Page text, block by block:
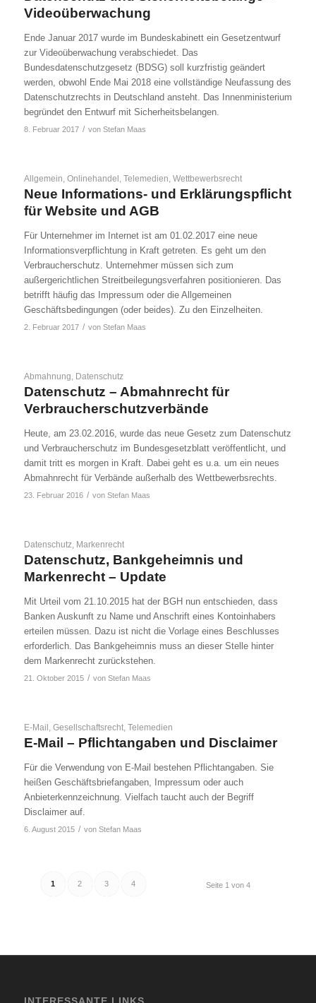
Videoüberwachung
Ende Januar 2017 wurde im Bundeskabinett ein Gesetzentwurf
zur Videoüberwachung verabschiedet. Das
Bundesdatenschutzgesetz (BDSG) soll kurzfristig geändert
werden, obwohl Ende Mai 2018 eine vollständige Neufassung des
Datenschutzrechts in Deutschland ansteht. Das Innenministerium
begründet den Entwurf mit Sicherheitsbelangen.
8. Februar 2017 / von Stefan Maas
Allgemein Onlinehandel Telemedien Wettbewerbsrecht
Neue Informations- und Erklärungspflicht
für Website und AGB
Für Unternehmer im Internet ist am 01.02.2017 eine neue
Informationsverpflichtung in Kraft getreten. Es geht um den
Verbraucherschutz. Unternehmer müssen sich zum
außergerichtlichen Streitbeilegungsverfahren positionieren. Das
betrifft häufig das Impressum oder die Allgemeinen
Geschäftsbedingungen (oder beides). Zu den Einzelheiten.
2. Februar 2017 / von Stefan Maas
Abmahnung Datenschutz
Datenschutz – Abmahnrecht für
Verbraucherschutzverbände
Heute, am 23.02.2016, wurde das neue Gesetz zum Datenschutz
und Verbraucherschutz im Bundesgesetzblatt veröffentlicht, und
damit tritt es morgen in Kraft. Dabei geht es u.a. um ein neues
Abmahnrecht für Verbände außerhalb des Wettbewerbsrechts.
23. Februar 2016 / von Stefan Maas
Datenschutz, Markenrecht
Datenschutz, Bankgeheimnis und
Markenrecht – Update
Mit Urteil vom 21.10.2015 hat der BGH nun entschieden, dass
Banken Auskunft zu Name und Anschrift eines Kontoinhabers
erteilen müssen. Dazu ist nicht die Vorlage eines Beschlusses
erforderlich. Das Bankgeheimnis muss an dieser Stelle hinter
dem Markenrecht zurückstehen.
21. Oktober 2015 / von Stefan Maas
E-Mail Gesellschaftsrecht, Telemedien
E-Mail – Pflichtangaben und Disclaimer
Für die Verwendung von E-Mail bestehen Pflichtangaben. Sie
heißen Geschäftsbriefangaben, Impressum oder auch
Anbieterkennzeichnung. Vielfach taucht auch der Begriff
Disclaimer auf.
6. August 2015 / von Stefan Maas
Seite 1 von 4
1 2 3 4